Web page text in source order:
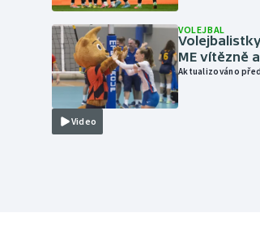
Video
VOLEJBAL
ME vítězně
Aktualizováno